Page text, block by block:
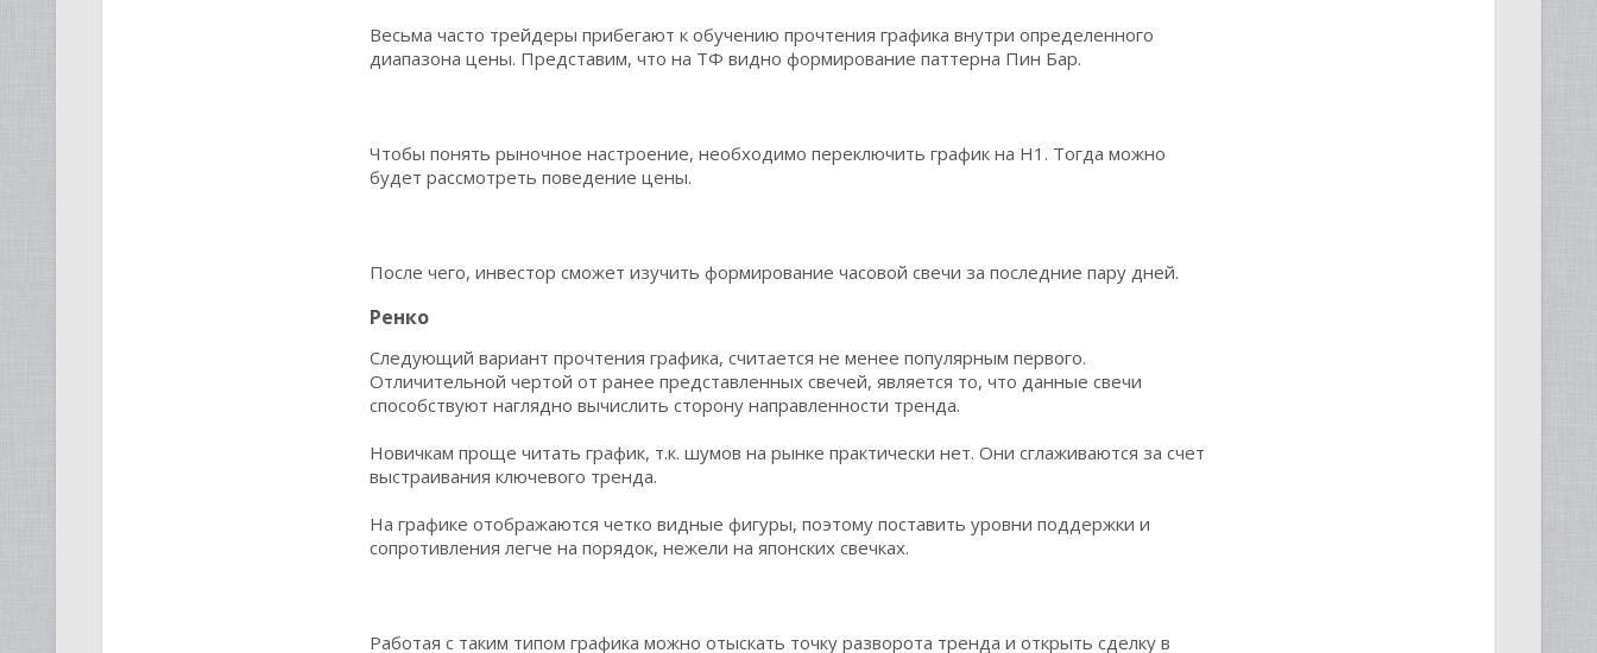
Весьма часто трейдеры прибегают к обучению прочтения графика внутри определенного
диапазона цены. Представим, что на ТФ видно формирование паттерна Пин Бар.
Чтобы понять рыночное настроение, необходимо переключить график на Н1. Тогда можно
будет рассмотреть поведение цены.
После чего, инвестор сможет изучить формирование часовой свечи за последние пару дней.
Ренко
Следующий вариант прочтения графика, считается не менее популярным первого.
Отличительной чертой от ранее представленных свечей, является то, что данные свечи
способствуют наглядно вычислить сторону направленности тренда.
Новичкам проще читать график, т.к. шумов на рынке практически нет. Они сглаживаются за счет
выстраивания ключевого тренда.
На графике отображаются четко видные фигуры, поэтому поставить уровни поддержки и
сопротивления легче на порядок, нежели на японских свечках.
Работая с таким типом графика можно отыскать точку разворота тренда и открыть сделку в